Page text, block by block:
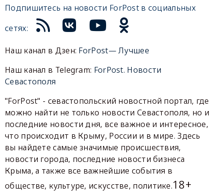
Подпишитесь на новости ForPost в социальных
сетях:
Наш канал в Дзен: ForPost— Лучшее
Наш канал в Telegram: ForPost. Новости
Севастополя
"ForPost" - севастопольский новостной портал, где
можно найти не только новости Севастополя, но и
последние новости дня, все важное и интересное,
что происходит в Крыму, России и в мире. Здесь
вы найдете самые значимые происшествия,
новости города, последние новости бизнеса
Крыма, а также все важнейшие события в
обществе, культуре, искусстве, политике.18+